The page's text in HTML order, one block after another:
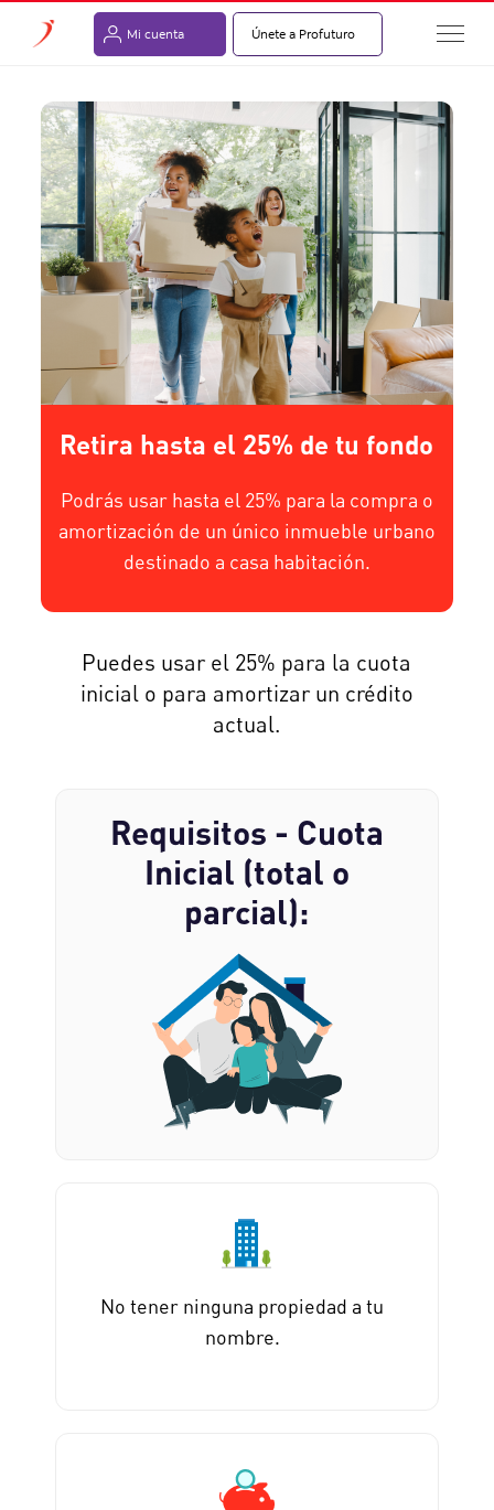
Mi cuenta Únete a Profuturo
Retira hasta el 25% de tu fondo
Podrás usar hasta el 25% para la compra o
amortización de un único inmueble urbano
destinado a casa habitación.
Puedes usar el 25% para la cuota
inicial o para amortizar un crédito
actual.
Requisitos - Cuota
Inicial (total o
parcial):
No tener ninguna propiedad a tu
nombre.